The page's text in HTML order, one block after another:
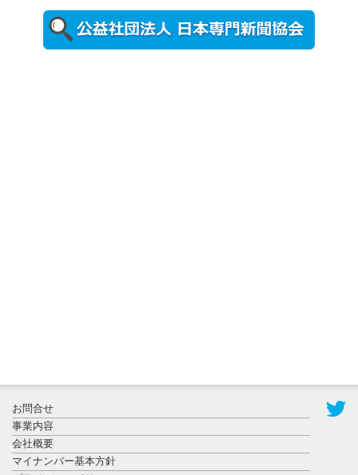
本文部科学
大...
秋田大に設
置されたフ
ォトスポッ
お問合せ
事業内容
会社概要
マイナンバー基本方針